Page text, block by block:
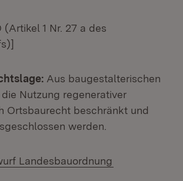
(Artikel 1 Nr. 27 a des
Aus baugestalterischen
Nutzung regenerativer
Ortsbaurecht beschränkt und
werden.
Landesbauordnung